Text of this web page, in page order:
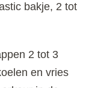
bakje, 2 tot
2 tot 3
en vries